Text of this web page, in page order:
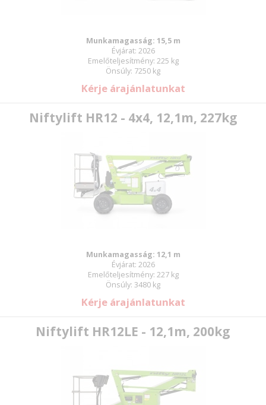
Munkamagasság: 15,5 m
Évjárat: 2026
Emelőteljesítmény: 225 kg
Önsúly: 7250 kg
Kérje árajánlatunkat
Niftylift HR12 - 4x4, 12,1m, 227kg
Munkamagasság: 12,1 m
Évjárat: 2026
Emelőteljesítmény: 227 kg
Önsúly: 3480 kg
Kérje árajánlatunkat
Niftylift HR12LE - 12,1m, 200kg